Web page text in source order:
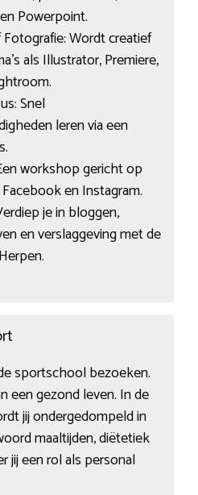
Powerpoint.
Wordt creatief
als Illustrator, Premiere,
Snel
leren via een
workshop gericht op
en Instagram.
je in bloggen,
en verslaggeving met de
sportschool bezoeken.
een gezond leven. In de
jij ondergedompeld in
maaltijden, diëtetiek
jij een rol als personal